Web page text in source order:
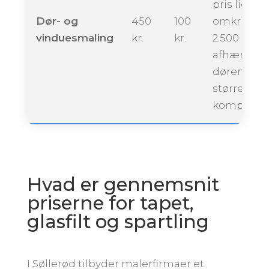
Dør- og
vinduesmaling
450
kr.
100
kr.
pris ligge
omkring
2.500
afhængigt
dørenes
størrelse
Hvad er gennemsnit
priserne for tapet,
glasfilt og spartling
I Søllerød tilbyder malerfirmaer et